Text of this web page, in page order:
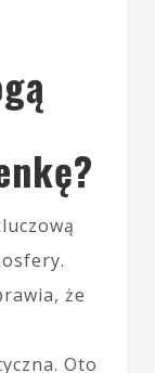
że
Oto